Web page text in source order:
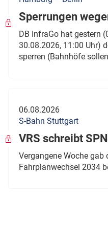
Sperrungen
DB InfraGo hat gestern
30.08.2026, 11:00 Uhr)
sperren (Bahnhöfe
06.08.2026
S-Bahn Stuttgart
VRS schreibt
Vergangene Woche gab
Fahrplanwechsel 2034